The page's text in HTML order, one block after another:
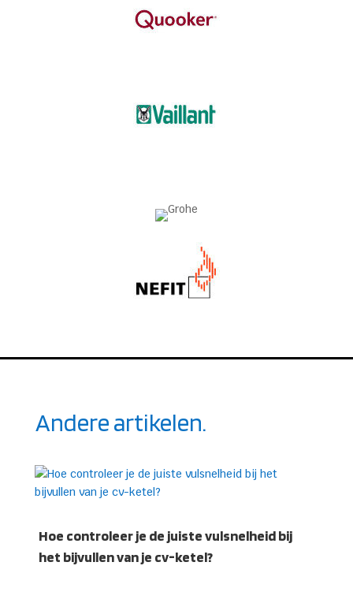
Andere artikelen.
Hoe controleer je de juiste vulsnelheid bij
het bijvullen van je cv-ketel?